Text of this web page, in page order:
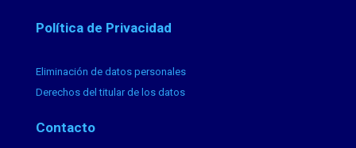
Política de Privacidad
Eliminación de datos personales
Derechos del titular de los datos
Contacto